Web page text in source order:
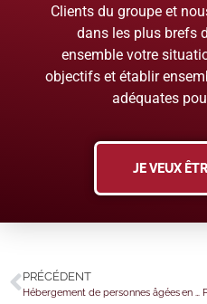
Clients du groupe et
dans les plus brefs
ensemble votre
objectifs et établir
adéquates
JE VEUX
PRÉCÉDENT